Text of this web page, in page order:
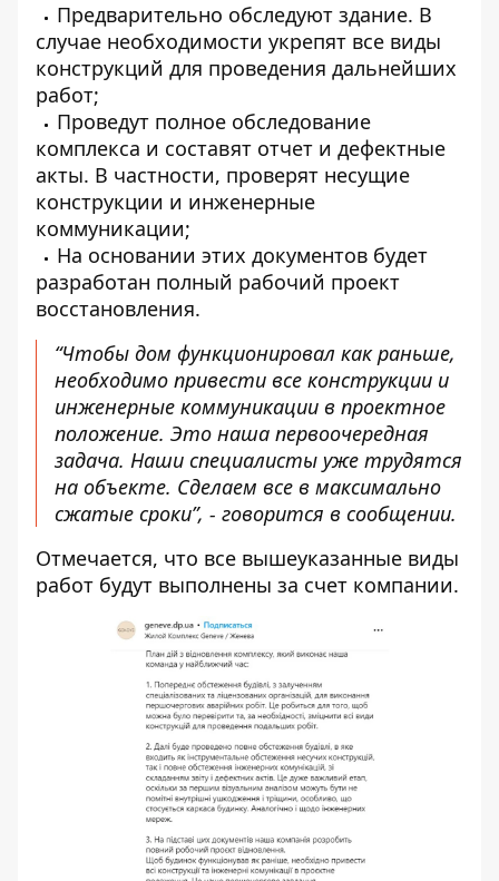
Предварительно обследуют здание. В
случае необходимости укрепят все виды
конструкций для проведения дальнейших
работ;
Проведут полное обследование
комплекса и составят отчет и дефектные
акты. В частности, проверят несущие
конструкции и инженерные
коммуникации;
На основании этих документов будет
разработан полный рабочий проект
восстановления.
“Чтобы дом функционировал как раньше,
необходимо привести все конструкции и
инженерные коммуникации в проектное
положение. Это наша первоочередная
задача. Наши специалисты уже трудятся
на объекте. Сделаем все в максимально
сжатые сроки”, - говорится в сообщении.
Отмечается, что все вышеуказанные виды
работ будут выполнены за счет компании.